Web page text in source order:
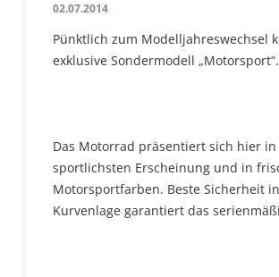
02.07.2014
Pünktlich zum Modelljahreswechsel
exklusive Sondermodell „Motorsport“.
Das Motorrad präsentiert sich hier
sportlichsten Erscheinung und in
Motorsportfarben. Beste Sicherheit
Kurvenlage garantiert das